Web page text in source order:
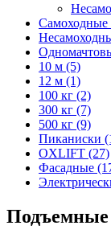
Самоходные
10 м (5)
12 м (1)
100 кг (2)
300 кг (7)
500 кг (9)
Пиканиски
OXLIFT (27)
Фасадные
Подъемные